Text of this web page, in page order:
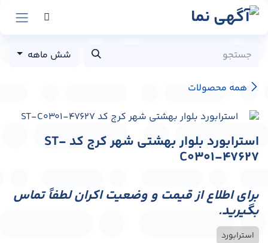
پرش به محتوا
همه محصولات
شش ماهه
استرابورد بلوار بهشتی شهر کرج کد ST-
C0301-47627
برای اطلاع از قیمت و وضعیت اکران لطفاً تماس
بگیرید.
استرابورد